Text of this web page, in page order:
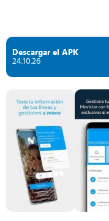
Descargar el APK
24.10.26